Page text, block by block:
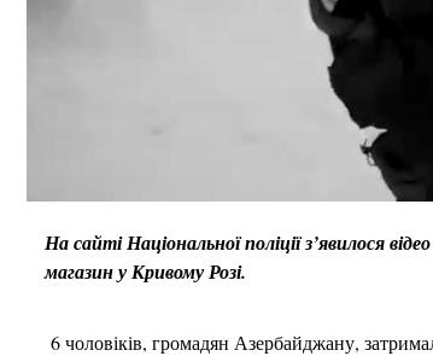
На сайті Національної поліції з’явилося
магазин у Кривому Розі.
6 чоловіків, громадян Азербайджану,